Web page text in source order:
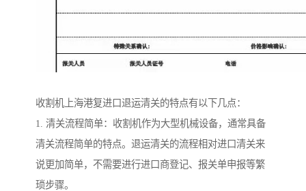
收割机上海港复进口退运清关的特点有以下几点：
1. 清关流程简单：收割机作为大型机械设备，通常具备
清关流程简单的特点。退运清关的流程相对进口清关来
说更加简单，不需要进行进口商登记、报关单申报等繁
琐步骤。